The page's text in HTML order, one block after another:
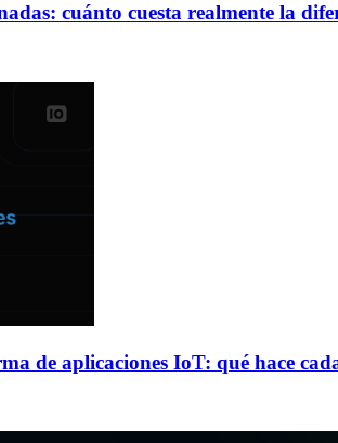
cuánto cuesta realmente la
de aplicaciones IoT: qué hace